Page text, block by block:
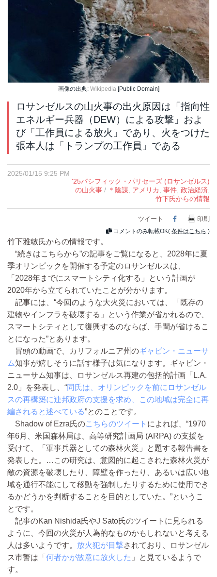
画像の出典: Wikipedia[Public Domain]
ロサンゼルスの山火事の出火原因は「指向性
エネルギー兵器（DEW）による攻撃」およ
び「工作員による放火」であり、火をつけた
張本人は「トランプの工作員」である
2025/01/15 9:25 PM
'25パシフィック・パリセーズ (ロサンゼルス)
の山火事 / ＊陰謀, アメリカ, 事件, 政治経済,
竹下氏からの情報
ツイート Facebook
印刷
コメントのみ転載OK( 条件はこちら )
竹下雅敏氏からの情報です。
“続きはこちらから”の記事をご覧になると、2028年に夏
季オリンピックを開催する予定のロサンゼルスは、
「2028年までにスマートシティ化する」という計画が
2020年から立てられていたことが分かります。
記事には、“今回のような大火災においては、「既存の
建物やインフラを破壊する」という作業が省かれるので、
スマートシティとして復興するのならば、手間が省けるこ
とになった”とあります。
冒頭の動画で、カリフォルニア州のギャビン・ニューサ
ム知事が嬉しそうに話す様子は気になります。ギャビン・
ニューサム知事は、ロサンゼルス再建の包括的計画「L.A.
2.0」を発表し、“同氏は、オリンピックを前にロサンゼル
スの再構築に連邦政府の支援を求め、この地域は完全に再
編されると述べている”とのことです。
Shadow of Ezra氏のこちらのツイート によれば、“1970
年6月、米国森林局は、高等研究計画局 (ARPA) の支援を
受けて、「軍事兵器としての森林火災」と題する報告書を
発表した。…この研究は、意図的に起こされた森林火災が
敵の資源を破壊したり、障壁を作ったり、あるいは広い地
域を通行不能にして移動を強制したりするために使用でき
るかどうかを判断することを目的としていた。”というこ
とです。
記事のKan Nishida氏やJ Sato氏のツイートに見られる
ように、今回の火災が人為的なものかもしれないと考える
人は多いようです。 放火犯が目撃されており、ロサンゼル
ス市警は「 何者かが故意に放火した 」と見ているようで
す。